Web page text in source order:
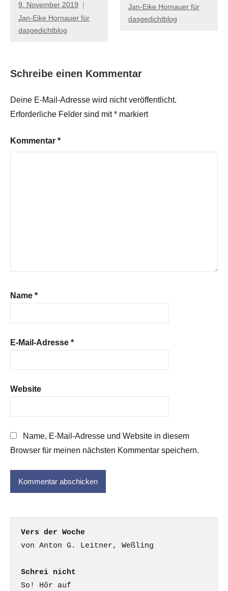
9. November 2019
Jan-Eike Hornauer für
dasgedichtblog
Jan-Eike Hornauer für
dasgedichtblog
Schreibe einen Kommentar
Deine E-Mail-Adresse wird nicht veröffentlicht.
Erforderliche Felder sind mit* markiert
Kommentar *
Name *
E-Mail-Adresse *
Website
Name, E-Mail-Adresse und Website in diesem
Browser für meinen nächsten Kommentar speichern.
Vers der Woche
Schrei nicht
So! Hör auf